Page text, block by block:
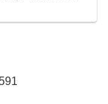
。2025年11月18日：